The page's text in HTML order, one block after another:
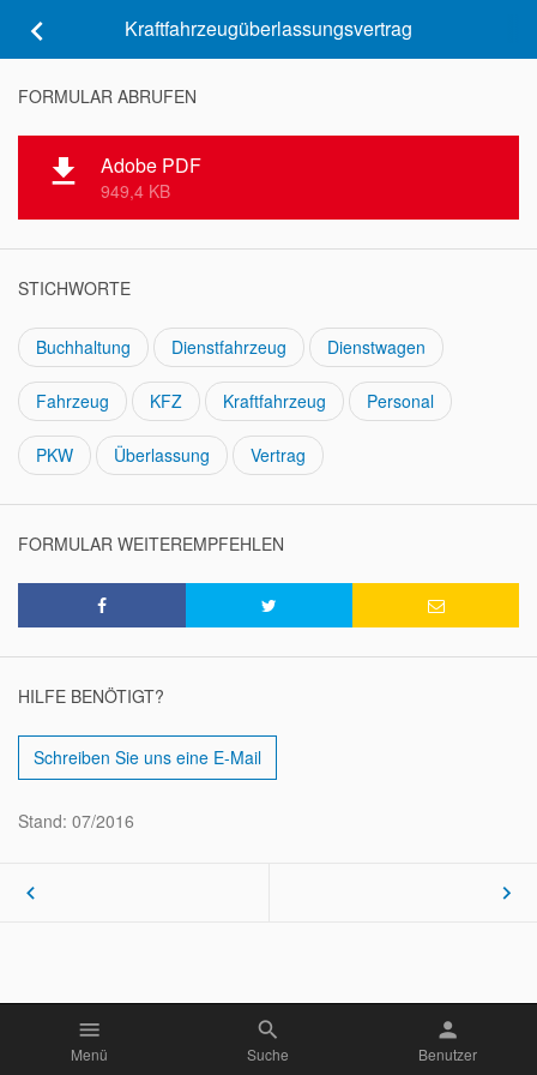
keyboard_arrow_left Kraftfahrzeugüberlassungsvertrag
FORMULAR ABRUFEN
file_download Adobe PDF
949,4 KB
STICHWORTE
Buchhaltung Dienstfahrzeug Dienstwagen
Fahrzeug KFZ Kraftfahrzeug Personal
PKW Überlassung Vertrag
FORMULAR WEITEREMPFEHLEN
HILFE BENÖTIGT?
Schreiben Sie uns eine E-Mail
Stand: 07/2016
keyboard_arrow_left keyboard_arrow_right
menu
Menü
search
Suche
person
Benutzer